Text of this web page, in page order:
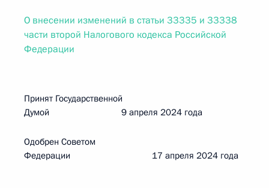
О внесении изменений в статьи 33335 и 33338
части второй Налогового кодекса Российской
Федерации
Принят Государственной
Думой 9 апреля 2024 года
Одобрен Советом
Федерации 17 апреля 2024 года